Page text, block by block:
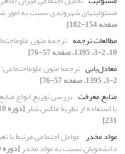
مسئولیتهای شهروندی نسبت به امور
صفحه 154-182]
مطالعات ترجمه ترجمة متون
10، 2-3، 1395، صفحه 57-76]
معادل‌یابی ترجمة متون
2-3، 1395، صفحه 57-76]
منابع معرفت بررسی توزیع انواع
با استفاده از نظریۀ ماکس شلر
231]
مواد مخدر عوامل اجتماعی مرتبط با
دانشجویان نسبت به مواد مخدر